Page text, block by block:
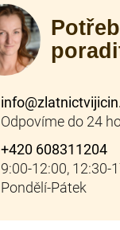
info@
+420 608311204